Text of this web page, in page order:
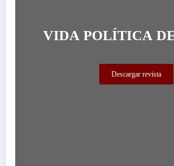
VIDA POLÍTICA
Descargar revista